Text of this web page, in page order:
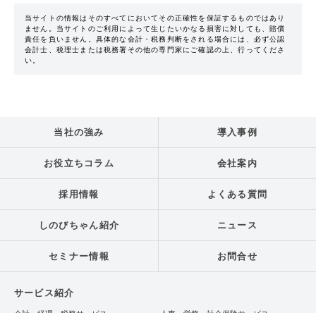
当サイトの情報はそのすべてにおいてその正確性を保証するものではあり
ません。当サイトのご利用によって生じたいかなる損害に対しても、賠償
責任を負いません。具体的な会計・税務判断をされる場合には、必ず公認
会計士、税理士または税務署その他の専門家にご確認の上、行ってくださ
い。
当社の強み 導入事例
お役立ちコラム 会社案内
採用情報 よくある質問
しのびちゃん紹介 ニュース
セミナー情報 お問合せ
サービス紹介